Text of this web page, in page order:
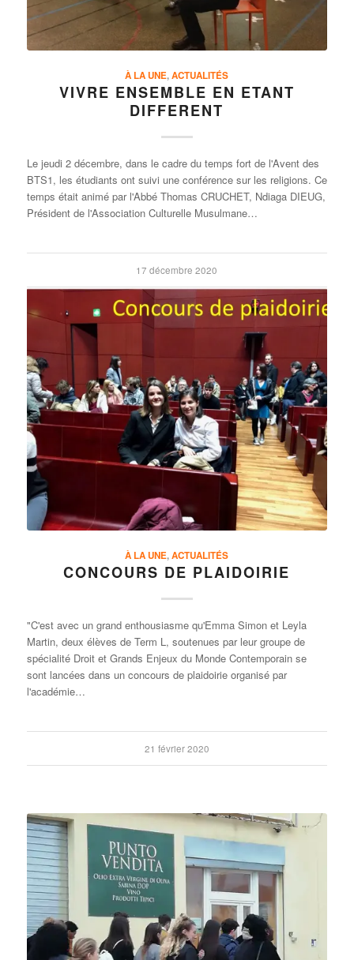
À LA UNE,ACTUALITÉS
VIVRE ENSEMBLE EN ETANT
DIFFERENT
Le jeudi 2 décembre, dans le cadre du temps fort de l'Avent des
BTS1, les étudiants ont suivi une conférence sur les religions. Ce
temps était animé par l'Abbé Thomas CRUCHET, Ndiaga DIEUG,
Président de l'Association Culturelle Musulmane…
17 décembre 2020
À LA UNE,ACTUALITÉS
CONCOURS DE PLAIDOIRIE
"C'est avec un grand enthousiasme qu'Emma Simon et Leyla
Martin, deux élèves de Term L, soutenues par leur groupe de
spécialité Droit et Grands Enjeux du Monde Contemporain se
sont lancées dans un concours de plaidoirie organisé par
l'académie…
21 février 2020